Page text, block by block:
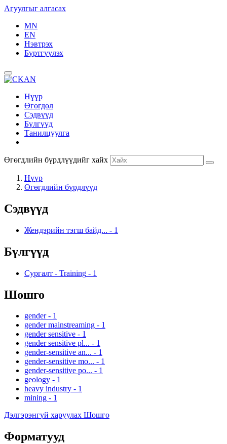
Агуулгыг алгасах
MN
EN
Нэвтрэх
Бүртгүүлэх
Нүүр
Өгөгдөл
Сэдвүүд
Бүлгүүд
Танилцуулга
Өгөгдлийн бүрдлүүдийг хайх
Нүүр
Өгөгдлийн бүрдлүүд
Сэдвүүд
Жендэрийн тэгш байд... - 1
Бүлгүүд
Сургалт - Training - 1
Шошго
gender - 1
gender mainstreaming - 1
gender sensitive - 1
gender sensitive pl... - 1
gender-sensitive an... - 1
gender-sensitive mo... - 1
gender-sensitive po... - 1
geology - 1
heavy industry - 1
mining - 1
Дэлгэрэнгүй харуулах Шошго
Форматууд